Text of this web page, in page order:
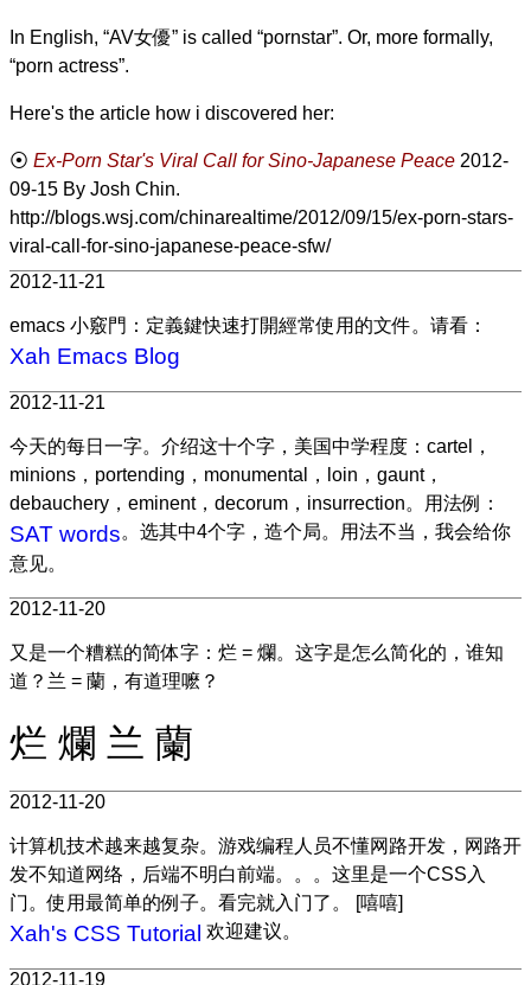
In English, “AV女優” is called “pornstar”. Or, more formally,
“porn actress”.
Here's the article how i discovered her:
Ex-Porn Star's Viral Call for Sino-Japanese Peace 2012-
09-15 By Josh Chin.
http://blogs.wsj.com/chinarealtime/2012/09/15/ex-porn-stars-
viral-call-for-sino-japanese-peace-sfw/
2012-11-21
emacs 小竅門：定義鍵快速打開經常使用的文件。请看：
Xah Emacs Blog
2012-11-21
今天的每日一字。介绍这十个字，美国中学程度：cartel，
minions，portending，monumental，loin，gaunt，
debauchery，eminent，decorum，insurrection。用法例：
SAT words。选其中4个字，造个局。用法不当，我会给你
意见。
2012-11-20
又是一个糟糕的简体字：烂 = 爛。这字是怎么简化的，谁知
道？兰 = 蘭，有道理嚒？
烂 爛 兰 蘭
2012-11-20
计算机技术越来越复杂。游戏编程人员不懂网路开发，网路开
发不知道网络，后端不明白前端。。。这里是一个CSS入
门。使用最简单的例子。看完就入门了。 [嘻嘻]
Xah's CSS Tutorial 欢迎建议。
2012-11-19